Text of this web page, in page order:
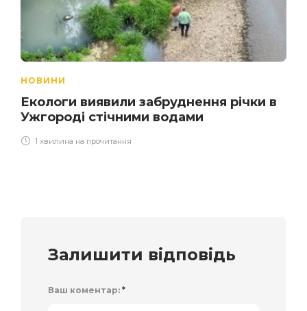
НОВИНИ
Екологи виявили забруднення річки в
Ужгороді стічними водами
1 хвилина на прочитання
Залишити відповідь
Ваш коментар: *